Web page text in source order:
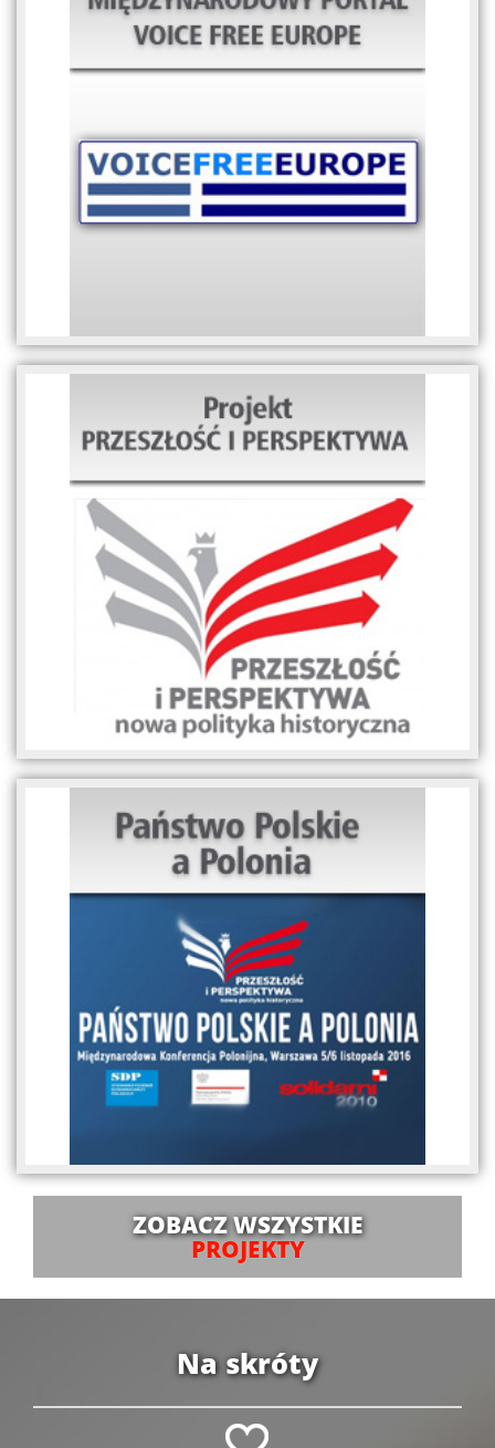
ZOBACZ WSZYSTKIE
PROJEKTY
Na skróty